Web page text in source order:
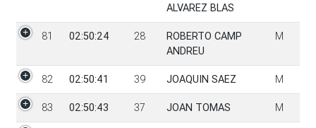
ALVAREZ BLAS
81 02:50:24 28
ROBERTO CAMP
ANDREU
M
82 02:50:41 39 JOAQUIN SAEZ M
83 02:50:43 37 JOAN TOMAS M